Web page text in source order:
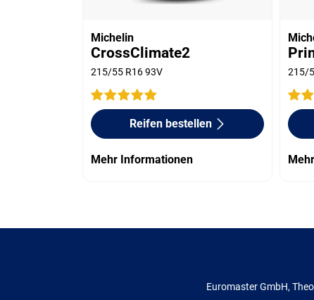
Michelin
CrossClimate2
215/55 R16 93V
Reifen bestellen
Mehr Informationen
215/
Euromaster GmbH,